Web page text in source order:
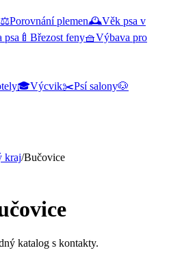
⚖️Porovnání plemen🕰️Věk psa v
psa 🍼 Březost feny🧺Výbava pro
🎓Výcvik✂️Psí salony🐶
kraj/Bučovice
katalog s kontakty.